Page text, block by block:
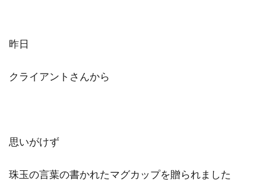
昨日
クライアントさんから
思いがけず
珠玉の言葉の書かれたマグカップを贈られました